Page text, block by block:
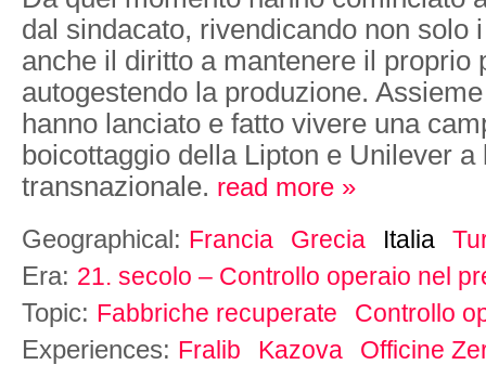
dal sindacato, rivendicando non solo
anche il diritto a mantenere il proprio
autogestendo la produzione.
hanno lanciato e fatto vivere una
boicottaggio della Lipton e Unilever a
transnazionale. read more »
Geographical: Francia Grecia Italia
Era: 21. secolo – Controllo operaio nel
Topic: Fabbriche recuperate Controllo
Experiences: Fralib Kazova
Officine